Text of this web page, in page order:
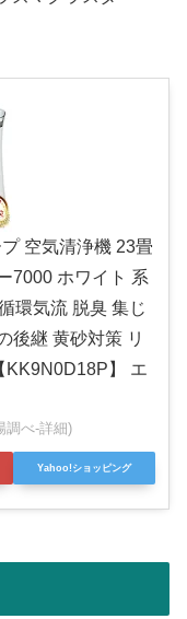
空気清浄機 23畳
7000 ホワイト 系
環気流 脱臭 集じ
後継 黄砂対策 リ
KK9N0D18P】 エ
調べ-詳細)
Yahoo!ショッピング